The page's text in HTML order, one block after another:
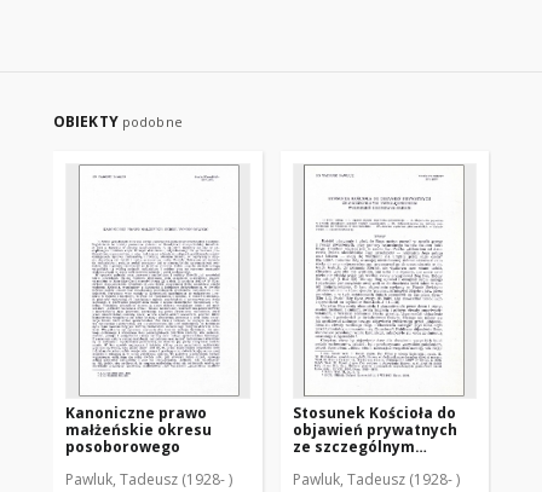
OBIEKTY podobne
Kanoniczne prawo
małżeńskie okresu
posoborowego
Pawluk, Tadeusz (1928- )
Stosunek Kościoła do
objawień prywatnych
ze szczególnym
wydarzeń
Pawluk, Tadeusz (1928- )